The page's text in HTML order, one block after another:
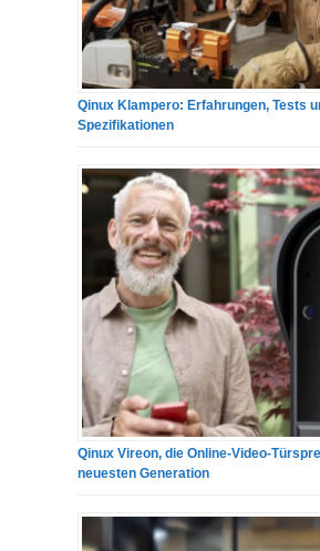
Qinux Klampero: Erfahrungen, Tests
Spezifikationen
Qinux Vireon, die Online-Video-
neuesten Generation